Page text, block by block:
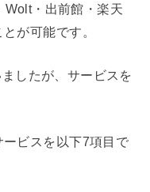
・出前館・楽天
が可能です。
したが、サービスを
ビスを以下7項目で